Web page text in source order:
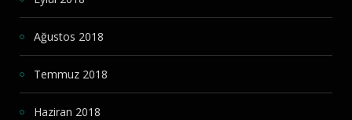
Ağustos 2018
Temmuz 2018
Haziran 2018